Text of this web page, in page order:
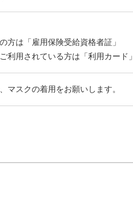
方は「雇用保険受給資格者証」
利用されている方は「利用カード」
マスクの着用をお願いします。